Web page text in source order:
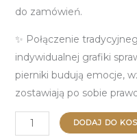
do zamówień.
✨ Połączenie
indywidualnej grafiki
pierniki budują emocje,
zostawiają po sobie
ilość
DODAJ DO